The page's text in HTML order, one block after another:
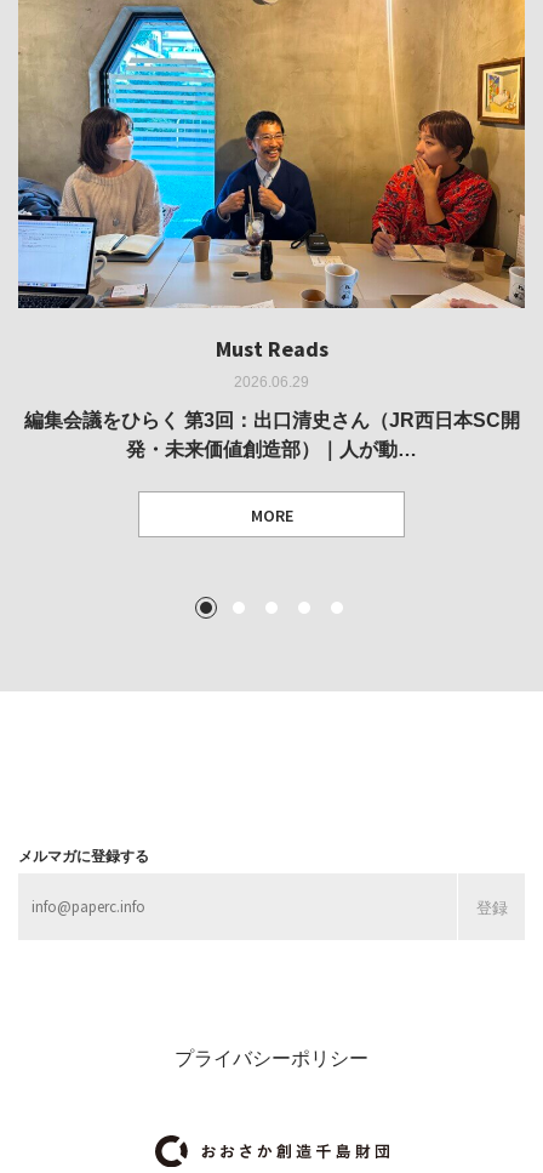
Must Reads
2026.06.29
編集会議をひらく 第3回：出口清史さん（JR西日本SC開
発・未来価値創造部）｜人が動…
MORE
Must Reads
2026.05.14
REVIEW｜果たして美術家・梅津庸一は、「大阪のゆかり
作家」となることができたのか…
Must Reads
2026.03.11
REPORT｜博覧会の残像
MORE
Must Reads
2026.02.25
REVIEW｜菊池聡太朗 個展「余りの風景」
MORE
Must Reads
2025.10.01
REVIEW｜生の存在証明としての線——「ライフライン」
展
1 2 3 4 5
メルマガに登録する
プライバシーポリシー